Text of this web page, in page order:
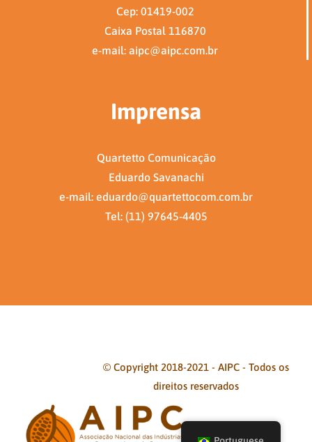
Cep: 01419-002
Caixa Postal 116870
e-mail: aipc@aipc.com.br
Imprensa
Quartetto Comunicação
Eduardo Savanachi
e-mail: eduardo@quartettocom.com.br
Tel: (11) 97645-4405
© Copyright 2018-2021 - AIPC - Todos os
direitos reservados
Facebook